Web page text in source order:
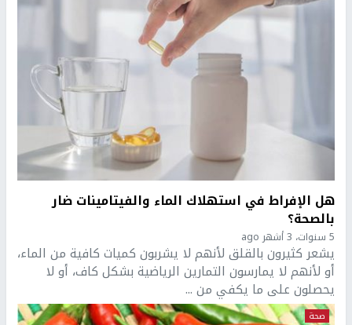
هل الإفراط في استهلاك الماء والفيتامينات ضار
بالصحة؟
5 سنوات، 3 أشهر ago
يشعر كثيرون بالقلق لأنهم لا يشربون كميات كافية من الماء،
أو لأنهم لا يمارسون التمارين الرياضية بشكل كاف، أو لا
يحصلون على ما يكفي من ...
صحة